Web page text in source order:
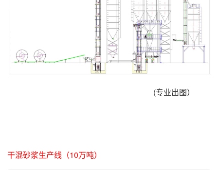
(专业出图）
干混砂浆生产线（10万吨）